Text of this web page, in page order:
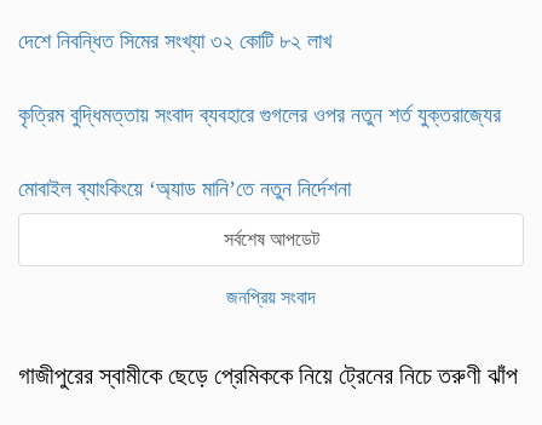
দেশে নিবন্ধিত সিমের সংখ্যা ৩২ কোটি ৮২ লাখ
কৃত্রিম বুদ্ধিমত্তায় সংবাদ ব্যবহারে গুগলের ওপর নতুন শর্ত যুক্তরাজ্যের
মোবাইল ব্যাংকিংয়ে ‘অ্যাড মানি’তে নতুন নির্দেশনা
সর্বশেষ আপডেট
জনপ্রিয় সংবাদ
গাজীপুরের স্বামীকে ছেড়ে প্রেমিককে নিয়ে ট্রেনের নিচে তরুণী ঝাঁপ